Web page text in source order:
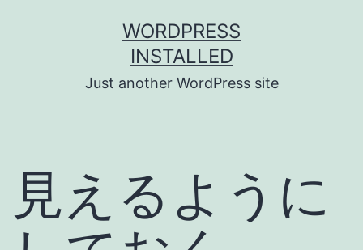
WORDPRESS
INSTALLED
Just another WordPress site
見えるように